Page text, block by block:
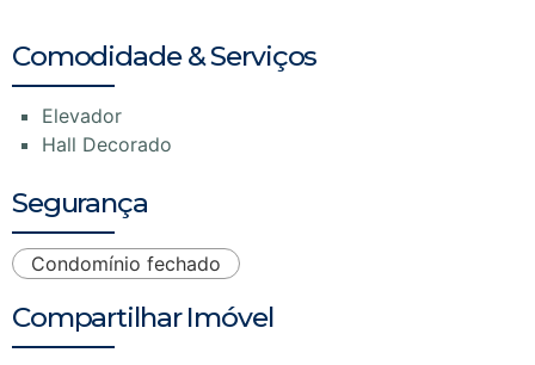
Comodidade & Serviços
Elevador
Hall Decorado
Segurança
Condomínio fechado
Compartilhar Imóvel